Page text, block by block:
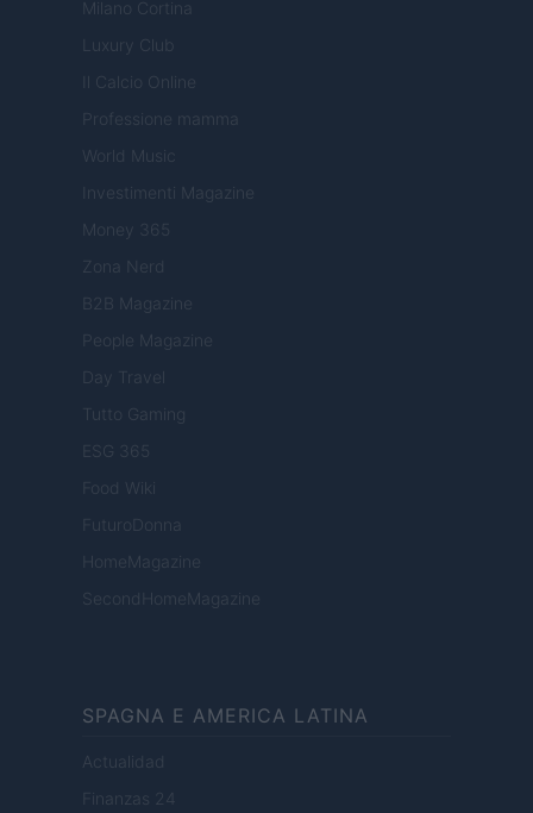
Milano Cortina
Luxury Club
Il Calcio Online
Professione mamma
World Music
Investimenti Magazine
Money 365
Zona Nerd
B2B Magazine
People Magazine
Day Travel
Tutto Gaming
ESG 365
Food Wiki
FuturoDonna
HomeMagazine
SecondHomeMagazine
SPAGNA E AMERICA LATINA
Actualidad
Finanzas 24